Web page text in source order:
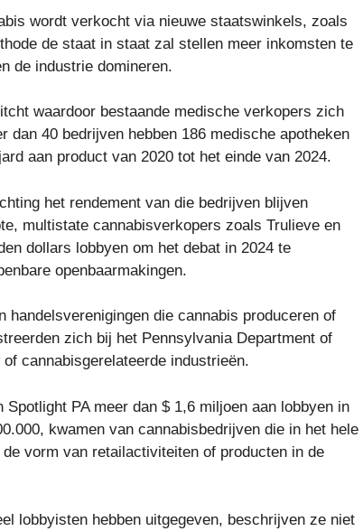
wordt verkocht via nieuwe staatswinkels, zoals
de staat in staat zal stellen meer inkomsten te
de industrie domineren.
waardoor bestaande medische verkopers zich
40 bedrijven hebben 186 medische apotheken
aan product van 2020 tot het einde van 2024.
het rendement van die bedrijven blijven
multistate cannabisverkopers zoals Trulieve en
dollars lobbyen om het debat in 2024 te
openbaarmakingen.
die cannabis produceren of
zich bij het Pennsylvania Department of
cannabisgerelateerde industrieën.
PA meer dan $ 1,6 miljoen aan lobbyen in
kwamen van cannabisbedrijven die in het hele
vorm van retailactiviteiten of producten in de
lobbyisten hebben uitgegeven, beschrijven ze niet